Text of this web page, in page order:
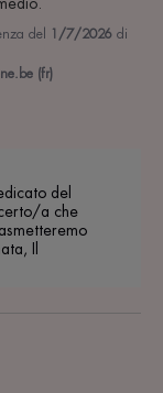
del 1/7/2026 di
(fr)
del
a che
Il